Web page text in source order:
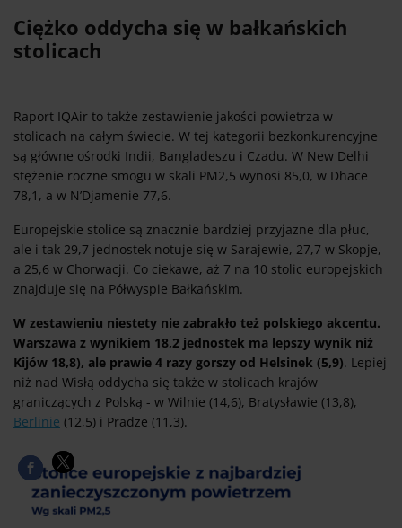
Ciężko oddycha się w bałkańskich
stolicach
Raport IQAir to także zestawienie jakości powietrza w
stolicach na całym świecie. W tej kategorii bezkonkurencyjne
są główne ośrodki Indii, Bangladeszu i Czadu. W New Delhi
stężenie roczne smogu w skali PM2,5 wynosi 85,0, w Dhace
78,1, a w N’Djamenie 77,6.
Europejskie stolice są znacznie bardziej przyjazne dla płuc,
ale i tak 29,7 jednostek notuje się w Sarajewie, 27,7 w Skopje,
a 25,6 w Chorwacji. Co ciekawe, aż 7 na 10 stolic europejskich
znajduje się na Półwyspie Bałkańskim.
W zestawieniu niestety nie zabrakło też polskiego akcentu.
Warszawa z wynikiem 18,2 jednostek ma lepszy wynik niż
Kijów 18,8), ale prawie 4 razy gorszy od Helsinek (5,9). Lepiej
niż nad Wisłą oddycha się także w stolicach krajów
graniczących z Polską - w Wilnie (14,6), Bratysławie (13,8),
Berlinie (12,5) i Pradze (11,3).